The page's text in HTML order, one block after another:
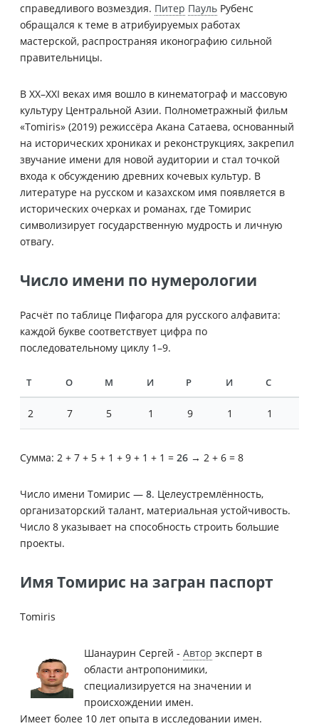
справедливого возмездия. Питер Пауль Рубенс
обращался к теме в атрибуируемых работах
мастерской, распространяя иконографию сильной
правительницы.
В XX–XXI веках имя вошло в кинематограф и массовую
культуру Центральной Азии. Полнометражный фильм
«Tomiris» (2019) режиссёра Акана Сатаева, основанный
на исторических хрониках и реконструкциях, закрепил
звучание имени для новой аудитории и стал точкой
входа к обсуждению древних кочевых культур. В
литературе на русском и казахском имя появляется в
исторических очерках и романах, где Томирис
символизирует государственную мудрость и личную
отвагу.
Число имени по нумерологии
Расчёт по таблице Пифагора для русского алфавита:
каждой букве соответствует цифра по
последовательному циклу 1–9.
Т О М И Р И С
2 7 5 1 9 1 1
Сумма: 2 + 7 + 5 + 1 + 9 + 1 + 1 = 26 → 2 + 6 = 8
Число имени Томирис — 8. Целеустремлённость,
организаторский талант, материальная устойчивость.
Число 8 указывает на способность строить большие
проекты.
Имя Томирис на загран паспорт
Tomiris
Шанаурин Сергей - Автор эксперт в
области антропонимики,
специализируется на значении и
происхождении имен.
Имеет более 10 лет опыта в исследовании имен.